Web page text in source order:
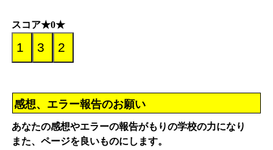
スコア★0★
感想、エラー報告のお願い
あなたの感想やエラーの報告がもりの学校の力になり
また、ページを良いものにします。